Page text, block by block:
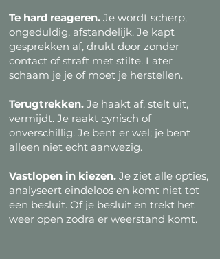
Te hard reageren. Je wordt scherp,
ongeduldig, afstandelijk. Je kapt
gesprekken af, drukt door zonder
contact of straft met stilte. Later
schaam je je of moet je herstellen.
Terugtrekken. Je haakt af, stelt uit,
vermijdt. Je raakt cynisch of
onverschillig. Je bent er wel; je bent
alleen niet echt aanwezig.
Vastlopen in kiezen. Je ziet alle opties,
analyseert eindeloos en komt niet tot
een besluit. Of je besluit en trekt het
weer open zodra er weerstand komt.